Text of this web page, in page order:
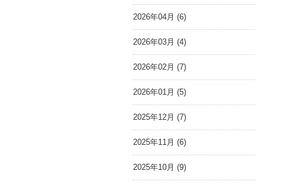
2026年04月 (6)
2026年03月 (4)
2026年02月 (7)
2026年01月 (5)
2025年12月 (7)
2025年11月 (6)
2025年10月 (9)